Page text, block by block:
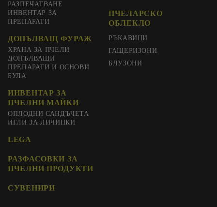
РАЗПЕЧАТВАНЕ
ИНВЕНТАР ЗА
ПРЕПАРАТИ
ДОПЪЛВАЩ ФУРАЖ
ХРАНА ЗА ПЧЕЛИ
ДОПЪЛВАЩИ
ПРЕПАРАТИ И ОСНОВИ
ПЧЕЛАРСКО
ОБЛЕКЛО
РЪКАВИЦИ
ГАЩЕРИЗОНИ
БЛУЗОНИ
БУЛА
ИНВЕНТАР ЗА
ПЧЕЛНИ МАЙКИ
ОПЛОДНИ САНДЪЧЕТА
ИГЛИ ЗА ЛИЧИНКИ
LEGA
РАЗФАСОВКИ ЗА
ПЧЕЛНИ ПРОДУКТИ
СУВЕНИРИ